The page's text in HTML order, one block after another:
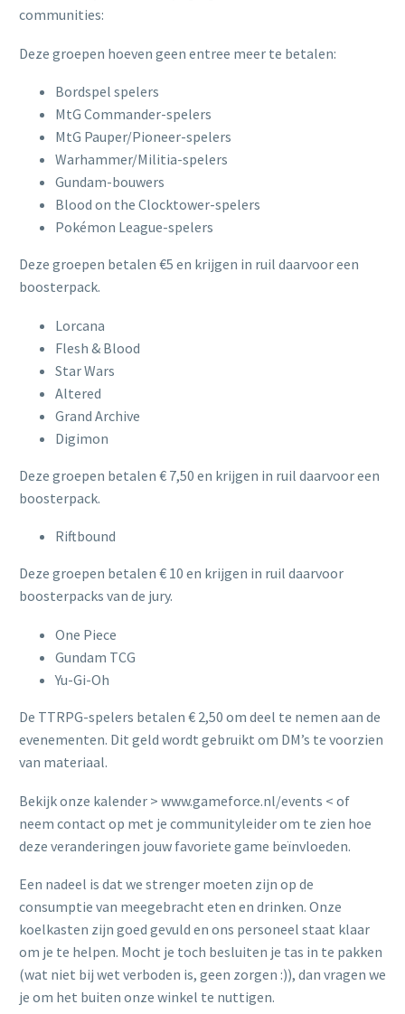
communities:
Deze groepen hoeven geen entree meer te betalen:
Bordspel spelers
MtG Commander-spelers
MtG Pauper/Pioneer-spelers
Warhammer/Militia-spelers
Gundam-bouwers
Blood on the Clocktower-spelers
Pokémon League-spelers
Deze groepen betalen €5 en krijgen in ruil daarvoor een
boosterpack.
Lorcana
Flesh & Blood
Star Wars
Altered
Grand Archive
Digimon
Deze groepen betalen € 7,50 en krijgen in ruil daarvoor een
boosterpack.
Riftbound
Deze groepen betalen € 10 en krijgen in ruil daarvoor
boosterpacks van de jury.
One Piece
Gundam TCG
Yu-Gi-Oh
De TTRPG-spelers betalen € 2,50 om deel te nemen aan de
evenementen. Dit geld wordt gebruikt om DM’s te voorzien
van materiaal.
Bekijk onze kalender > www.gameforce.nl/events < of
neem contact op met je communityleider om te zien hoe
deze veranderingen jouw favoriete game beïnvloeden.
Een nadeel is dat we strenger moeten zijn op de
consumptie van meegebracht eten en drinken. Onze
koelkasten zijn goed gevuld en ons personeel staat klaar
om je te helpen. Mocht je toch besluiten je tas in te pakken
(wat niet bij wet verboden is, geen zorgen :)), dan vragen we
je om het buiten onze winkel te nuttigen.